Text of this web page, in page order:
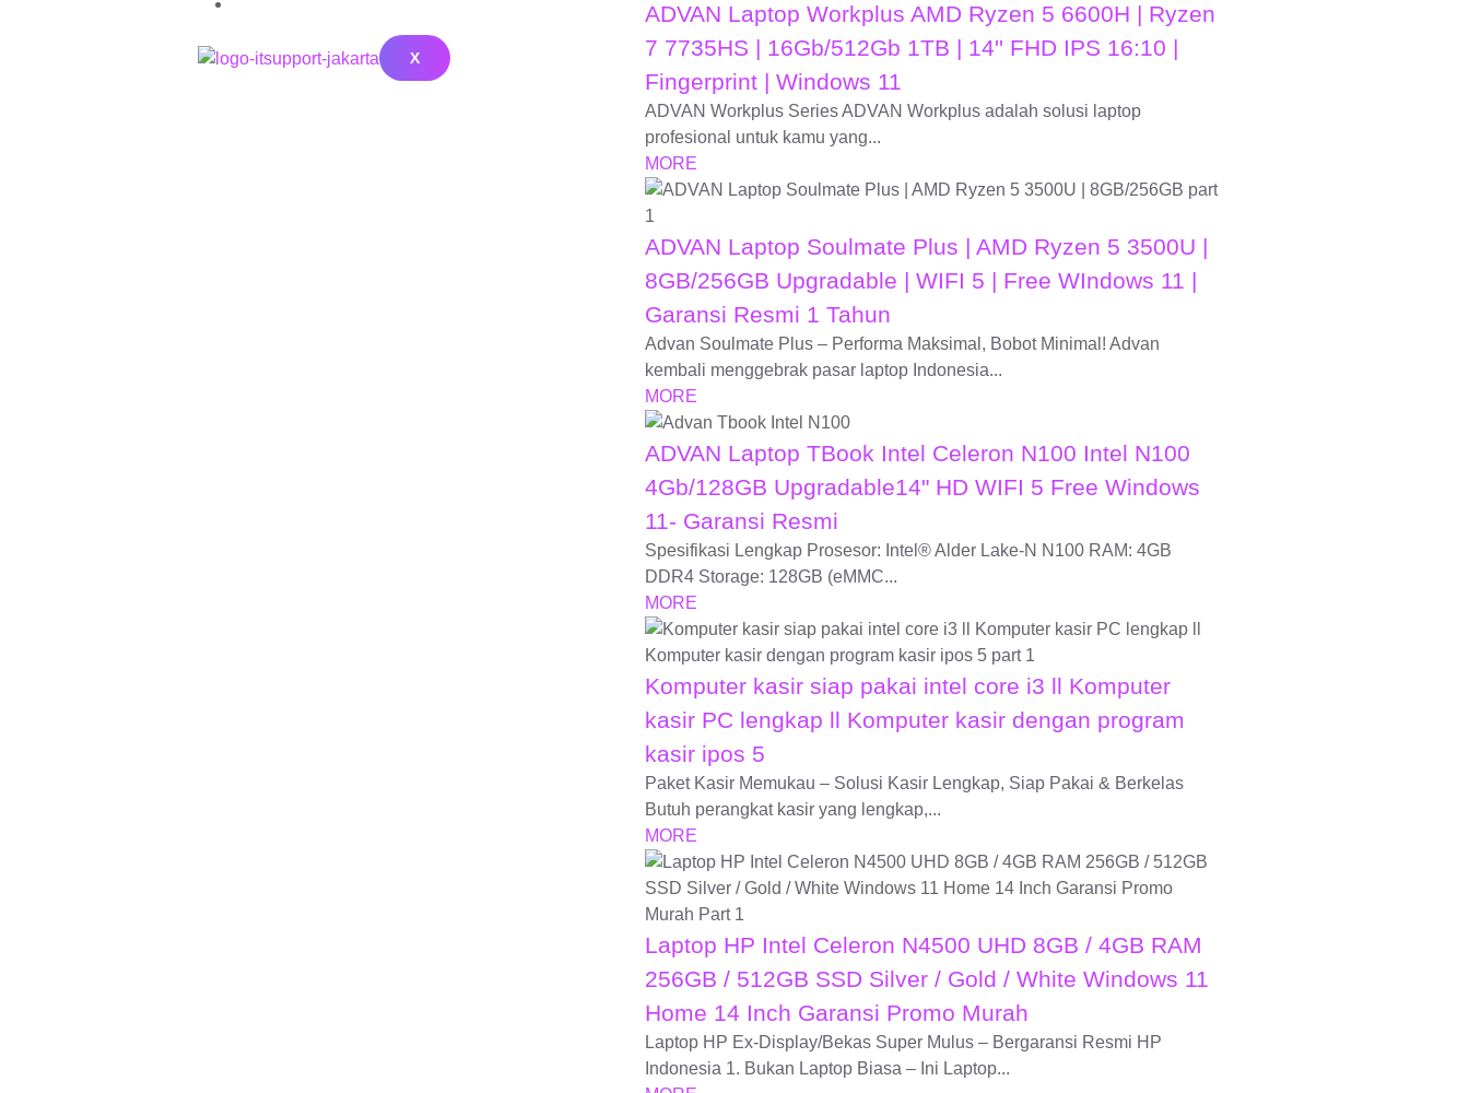
X
ADVAN Laptop Workplus AMD Ryzen 5 6600H | Ryzen
7 7735HS | 16Gb/512Gb 1TB | 14'' FHD IPS 16:10 |
Fingerprint | Windows 11
ADVAN Workplus Series ADVAN Workplus adalah solusi laptop
profesional untuk kamu yang...
MORE
ADVAN Laptop Soulmate Plus | AMD Ryzen 5 3500U |
8GB/256GB Upgradable | WIFI 5 | Free WIndows 11 |
Garansi Resmi 1 Tahun
Advan Soulmate Plus – Performa Maksimal, Bobot Minimal! Advan
kembali menggebrak pasar laptop Indonesia...
MORE
ADVAN Laptop TBook Intel Celeron N100 Intel N100
4Gb/128GB Upgradable14" HD WIFI 5 Free Windows
11- Garansi Resmi
Spesifikasi Lengkap Prosesor: Intel® Alder Lake-N N100 RAM: 4GB
DDR4 Storage: 128GB (eMMC...
MORE
Komputer kasir siap pakai intel core i3 ll Komputer
kasir PC lengkap ll Komputer kasir dengan program
kasir ipos 5
Paket Kasir Memukau – Solusi Kasir Lengkap, Siap Pakai & Berkelas
Butuh perangkat kasir yang lengkap,...
MORE
Laptop HP Intel Celeron N4500 UHD 8GB / 4GB RAM
256GB / 512GB SSD Silver / Gold / White Windows 11
Home 14 Inch Garansi Promo Murah
Laptop HP Ex-Display/Bekas Super Mulus – Bergaransi Resmi HP
Indonesia 1. Bukan Laptop Biasa – Ini Laptop...